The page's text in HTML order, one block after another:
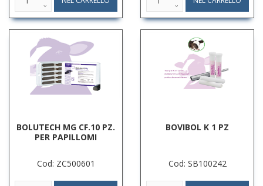
BOLUTECH MG CF.10 PZ.
PER PAPILLOMI
Cod: ZC500601
BOVIBOL K 1 PZ
Cod: SB100242